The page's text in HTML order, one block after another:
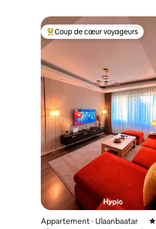
Coups de cœur voyageurs les
Coup de cœur voyageurs
Appartement ⋅ Ulaanbaatar